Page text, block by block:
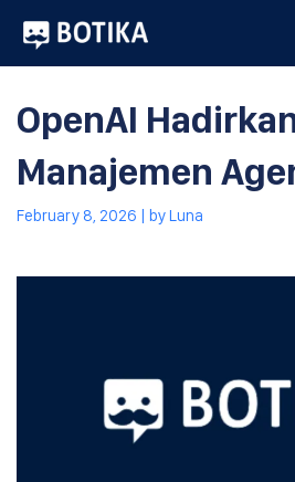
OpenAI
Manajemen
February 8, 2026 | byLuna